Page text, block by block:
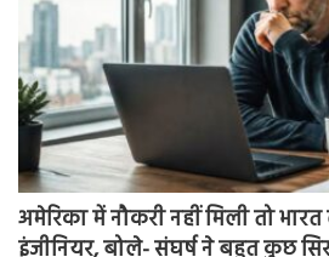
अमेरिका में नौकरी नहीं मिली तो